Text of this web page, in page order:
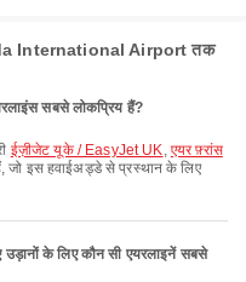
International Airport तक
सबसे लोकप्रिय हैं?
ईज़ीजेट यूके / EasyJet UK, एयर फ़्रांस
जो इस हवाईअड्डे से प्रस्थान के लिए
के लिए कौन सी एयरलाइनें सबसे